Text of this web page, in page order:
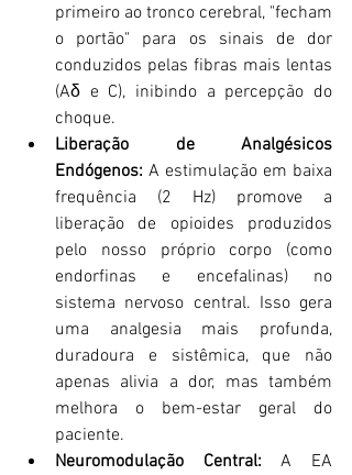
primeiro ao tronco cerebral, "fecham
o portão" para os sinais de dor
conduzidos pelas fibras mais lentas
(Aδ e C), inibindo a percepção do
choque.
Liberação de Analgésicos
Endógenos: A estimulação em baixa
frequência (2 Hz) promove a
liberação de opioides produzidos
pelo nosso próprio corpo (como
endorfinas e encefalinas) no
sistema nervoso central. Isso gera
uma analgesia mais profunda,
duradoura e sistêmica, que não
apenas alivia a dor, mas também
melhora o bem-estar geral do
paciente.
Neuromodulação Central: A EA